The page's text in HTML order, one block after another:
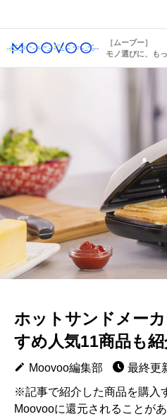
［ムーブー］
モノ選びに、も
ホットサンドメー
すめ人気11商品も
Moovoo編集部
最終更
※記事で紹介した商品を購入
Moovooに還元されることがあ